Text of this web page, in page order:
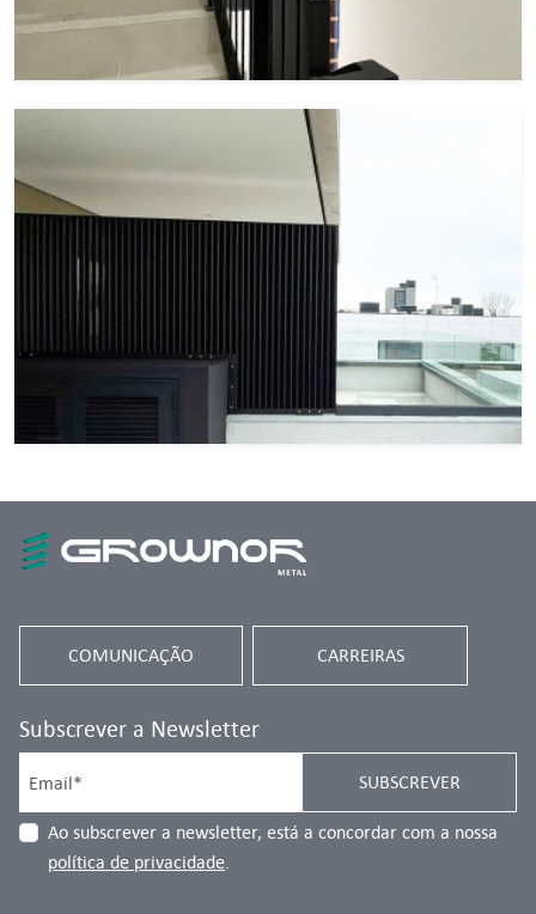
COMUNICAÇÃO CARREIRAS
Subscrever a Newsletter
SUBSCREVER
Ao subscrever a newsletter, está a concordar com a nossa
política de privacidade.